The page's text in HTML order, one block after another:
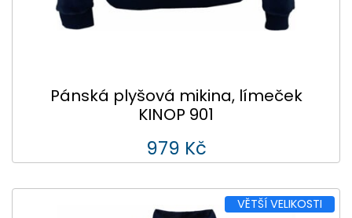
Pánská plyšová mikina, límeček
KINOP 901
979 Kč
VĚTŠÍ VELIKOSTI